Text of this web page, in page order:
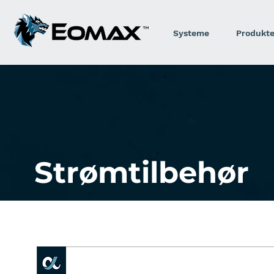
Systeme Produkte
Strømtilbehør